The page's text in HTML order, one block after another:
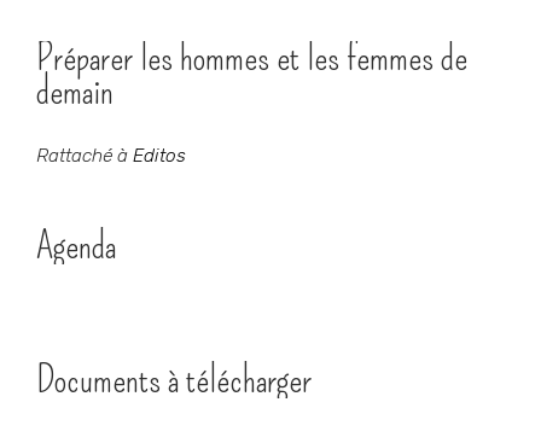
Préparer les hommes et les femmes de
demain
Rattaché à Editos
Agenda
Documents à télécharger